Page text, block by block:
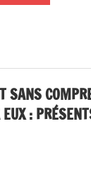
EUX :